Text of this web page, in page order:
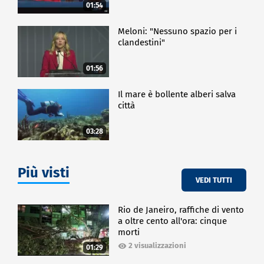
01:54
01:56
Meloni: "Nessuno spazio per i
clandestini"
03:28
Il mare è bollente alberi salva
città
Più visti VEDI TUTTI
01:29
Rio de Janeiro, raffiche di vento
a oltre cento all'ora: cinque
morti
2 visualizzazioni